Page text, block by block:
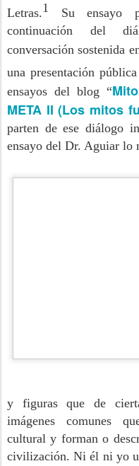
Letras.1 Su ensayo
continuación del
conversación sostenida
una presentación
ensayos del blog “
META II (Los mitos
parten de ese diálogo
ensayo del Dr. Aguiar lo
y figuras que de
imágenes comunes
cultural y forman o
civilización. Ni él ni yo